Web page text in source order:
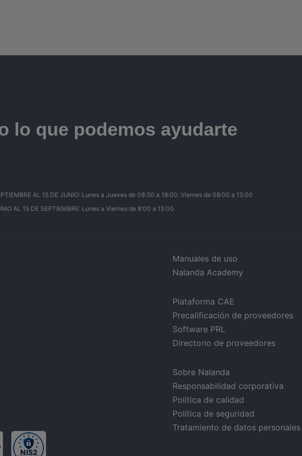
lo que podemos ayudarte
AL 15 DE JUNIO: Lunes a Jueves de 08:30 a 18:00. Viernes de 08:00 a 15:00
AL 15 DE SEPTIEMBRE: Lunes a Viernes de 8:00 a 15:00
Manuales de uso
Nalanda Academy
Plataforma CAE
Precalificación de proveedores
Software PRL
Directorio de proveedores
Sobre Nalanda
Responsabilidad corporativa
Política de calidad
Política de seguridad
Tratamiento de datos personales